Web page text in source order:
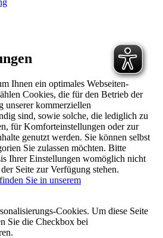
Ihnen ein optimales Webseiten-
Cookies, die für den Betrieb der
unserer kommerziellen
sind, sowie solche, die lediglich zu
für Komforteinstellungen oder zur
genutzt werden. Sie können selbst
Sie zulassen möchten. Bitte
Ihrer Einstellungen womöglich nicht
Seite zur Verfügung stehen.
Sie in unserem
Cookies. Um diese Seite
Sie die Checkbox bei